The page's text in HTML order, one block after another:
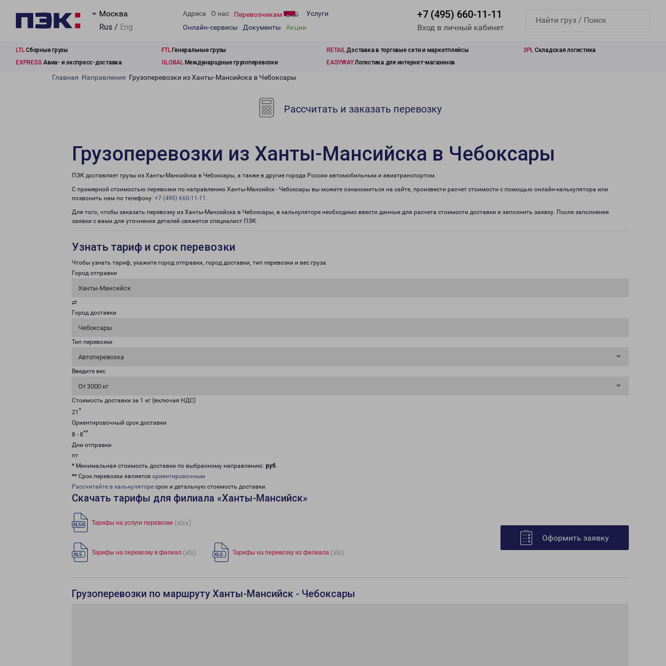
Москва
Rus / Eng
Адреса О нас Перевозчикам
Услуги
Онлайн-сервисы
Документы Акции
+7 (495) 660-11-11
Вход в личный кабинет
LTLСборные грузы FTLГенеральные грузы RETAILДоставка в торговые сети и маркетплейсы 3PL Складская логистика
EXPRESS Авиа- и экспресс-доставка GLOBALМеждународные грузоперевозки EASYWAYЛогистика для интернет-магазинов
Главная Направления Грузоперевозки из Ханты-Мансийска в Чебоксары
Рассчитать и заказать перевозку
Грузоперевозки из Ханты-Мансийска в Чебоксары
ПЭК доставляет грузы из Ханты-Мансийска в Чебоксары, а также в другие города России автомобильным и авиатранспортом.
С примерной стоимостью перевозки по направлению Ханты-Мансийск - Чебоксары вы можете ознакомиться на сайте, произвести расчет стоимости с помощью онлайн-калькулятора или
позвонить нам по телефону: +7 (495) 660-11-11 .
Для того, чтобы заказать перевозку из Ханты-Мансийска в Чебоксары, в калькуляторе необходимо ввести данные для расчета стоимости доставки и заполнить заявку. После заполнения
заявки с вами для уточнения деталей свяжется специалист ПЭК.
Узнать тариф и срок перевозки
Чтобы узнать тариф, укажите город отправки, город доставки, тип перевозки и вес груза.
Город отправки
Ханты-Мансийск
⇄
Город доставки
Чебоксары
Тип перевозки
Автоперевозка
Введите вес
От 3000 кг
Стоимость доставки за 1 кг (включая НДС)
21 *
Ориентировочный срок доставки
8 - 8**
Дни отправки
пт
* Минимальная стоимость доставки по выбранному направлению: руб.
** Срок перевозки является ориентировочным
Рассчитайте в калькуляторе срок и детальную стоимость доставки.
Скачать тарифы для филиала «Ханты-Мансийск»
Тарифы на услуги перевозки (xlsx)
Тарифы на перевозку в филиал (xls) Тарифы на перевозку из филиала (xls)
Оформить заявку
Грузоперевозки по маршруту Ханты-Мансийск - Чебоксары